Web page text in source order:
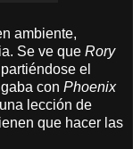
ambiente,
Se ve que Rory
partiéndose el
con Phoenix
lección de
que hacer las